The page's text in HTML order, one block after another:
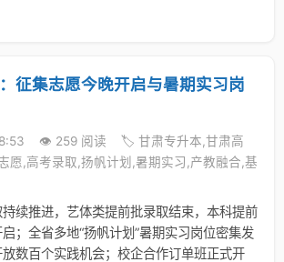
征集志愿今晚开启与暑期实习岗
👁️ 259 阅读
🏷️ 甘肃专升本,甘肃高
愿,高考录取,扬帆计划,暑期实习,产教融合,基
续推进，艺体类提前批录取结束，本科提前
；全省多地“扬帆计划”暑期实习岗位密集发
数百个实践机会；校企合作订单班正式开